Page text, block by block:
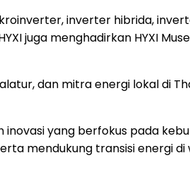
inverter hibrida,
juga menghadirkan HYXI
dan mitra energi lokal di
inovasi yang berfokus pada
mendukung transisi energi di